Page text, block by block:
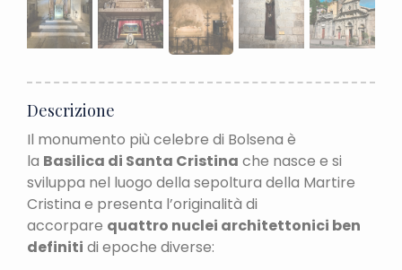
Descrizione
Il monumento più celebre di Bolsena è
la Basilica di Santa Cristina che nasce e si
sviluppa nel luogo della sepoltura della Martire
Cristina e presenta l’originalità di
accorpare quattro nuclei architettonici ben
definiti di epoche diverse: